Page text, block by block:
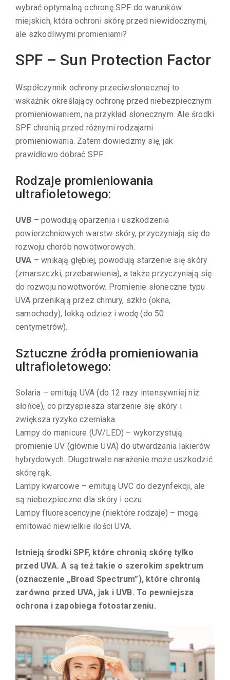
wybrać optymalną ochronę SPF do warunków
miejskich, która ochroni skórę przed niewidocznymi,
ale szkodliwymi promieniami?
SPF – Sun Protection Factor
Współczynnik ochrony przeciwsłonecznej to
wskaźnik określający ochronę przed niebezpiecznym
promieniowaniem, na przykład słonecznym. Ale środki
SPF chronią przed różnymi rodzajami
promieniowania. Zatem dowiedzmy się, jak
prawidłowo dobrać SPF.
Rodzaje promieniowania
ultrafioletowego:
UVB – powodują oparzenia i uszkodzenia
powierzchniowych warstw skóry, przyczyniają się do
rozwoju chorób nowotworowych.
UVA – wnikają głębiej, powodują starzenie się skóry
(zmarszczki, przebarwienia), a także przyczyniają się
do rozwoju nowotworów. Promienie słoneczne typu
UVA przenikają przez chmury, szkło (okna,
samochody), lekką odzież i wodę (do 50
centymetrów).
Sztuczne źródła promieniowania
ultrafioletowego:
Solaria – emitują UVA (do 12 razy intensywniej niż
słońce), co przyspiesza starzenie się skóry i
zwiększa ryzyko czerniaka.
Lampy do manicure (UV/LED) – wykorzystują
promienie UV (głównie UVA) do utwardzania lakierów
hybrydowych. Długotrwałe narażenie może uszkodzić
skórę rąk.
Lampy kwarcowe – emitują UVC do dezynfekcji, ale
są niebezpieczne dla skóry i oczu.
Lampy fluorescencyjne (niektóre rodzaje) – mogą
emitować niewielkie ilości UVA.
Istnieją środki SPF, które chronią skórę tylko
przed UVA. A są też takie o szerokim spektrum
(oznaczenie „Broad Spectrum”), które chronią
zarówno przed UVA, jak i UVB. To pewniejsza
ochrona i zapobiega fotostarzeniu.